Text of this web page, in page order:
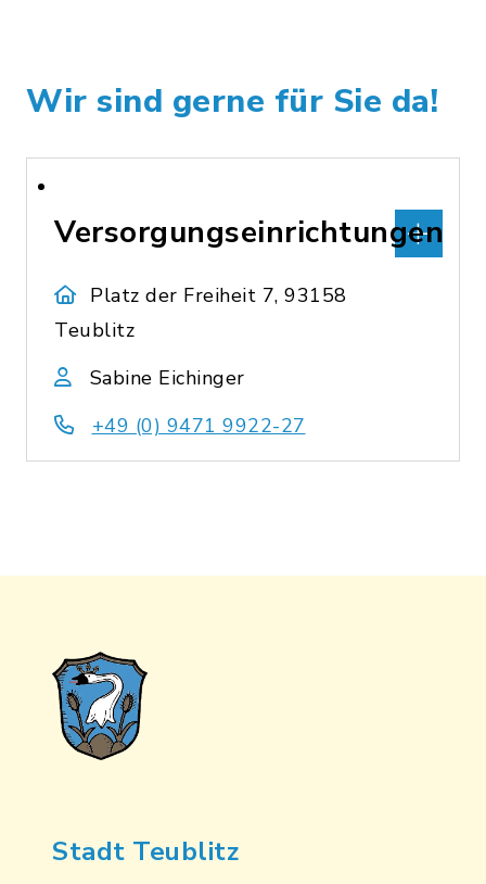
Wir sind gerne für Sie da!
Versorgungseinrichtungen
Platz der Freiheit 7, 93158
Teublitz
Sabine Eichinger
+49 (0) 9471 9922-27
Stadt Teublitz